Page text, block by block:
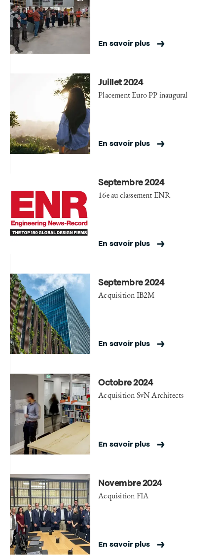
En savoir plus
Juillet 2024
Placement Euro PP inaugural
En savoir plus
Septembre 2024
16e au classement ENR
En savoir plus
Septembre 2024
Acquisition IB2M
En savoir plus
Octobre 2024
Acquisition SvN Architects
En savoir plus
Novembre 2024
Acquisition FIA
En savoir plus